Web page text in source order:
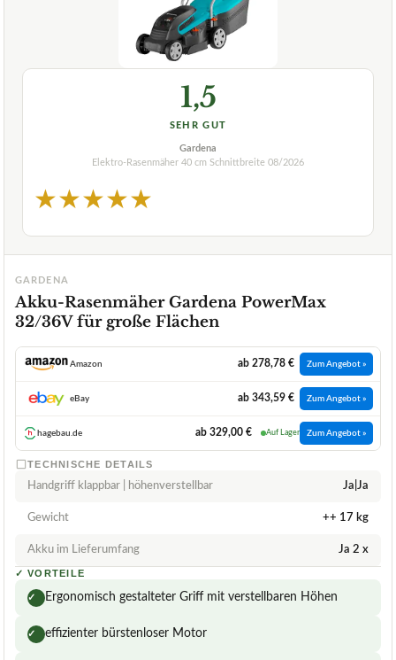
1,5
SEHR GUT
Gardena
Elektro-Rasenmäher 40 cm Schnittbreite 08/2026
★★★★★
GARDENA
Akku-Rasenmäher Gardena PowerMax
32/36V für große Flächen
Amazon ab 278,78 € Zum Angebot »
eBay ab 343,59 € Zum Angebot »
hagebau.de ab 329,00 € Auf Lager Zum Angebot »
TECHNISCHE DETAILS
Handgriff klappbar | höhenverstellbar Ja|Ja
Gewicht ++ 17 kg
Akku im Lieferumfang Ja 2 x
✓ VORTEILE
✓ Ergonomisch gestalteter Griff mit verstellbaren Höhen
✓ effizienter bürstenloser Motor